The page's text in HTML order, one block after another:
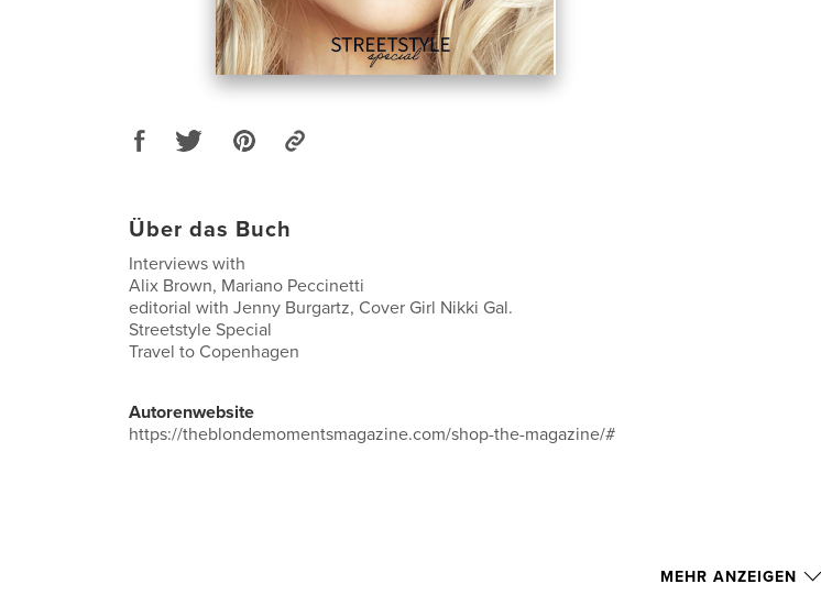
Über das Buch
Interviews with
Alix Brown, Mariano Peccinetti
editorial with Jenny Burgartz, Cover Girl Nikki Gal.
Streetstyle Special
Travel to Copenhagen
Autorenwebsite
https://theblondemomentsmagazine.com/shop-the-magazine/#
MEHR ANZEIGEN